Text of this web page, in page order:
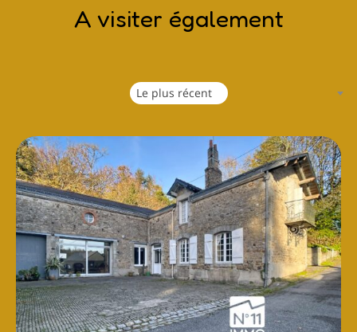
A visiter également
Le plus récent